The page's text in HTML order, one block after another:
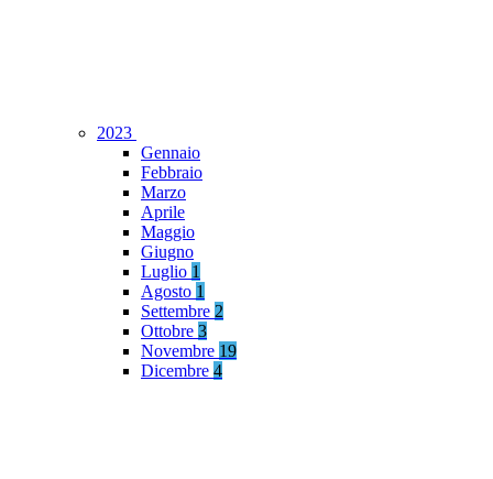
2023
Gennaio
Febbraio
Marzo
Aprile
Maggio
Giugno
Luglio 1
Agosto 1
Settembre 2
Ottobre 3
Novembre 19
Dicembre 4